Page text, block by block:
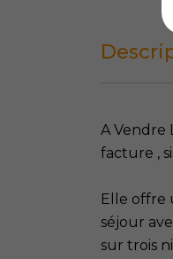
A Vendre
facture ,
Elle offre
séjour
sur trois